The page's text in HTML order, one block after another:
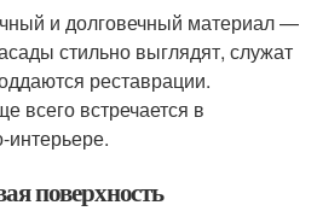
и долговечный материал —
стильно выглядят, служат
реставрации.
всего встречается в
интерьере.
поверхность